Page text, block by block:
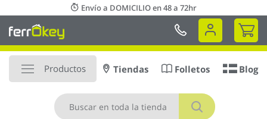
al
contenido
Envío a DOMICILIO en 48 a 72hr
Mi
Productos
Buscar
Tiendas Folletos Blog